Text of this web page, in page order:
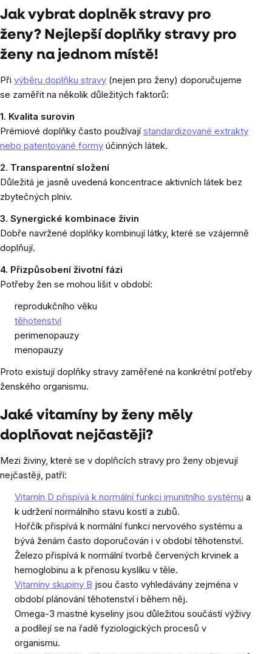
Jak vybrat doplněk stravy pro
ženy? Nejlepší doplňky stravy pro
ženy na jednom místě!
Při výběru doplňku stravy (nejen pro ženy) doporučujeme
se zaměřit na několik důležitých faktorů:
1. Kvalita surovin
Prémiové doplňky často používají standardizované extrakty
nebo patentované formy účinných látek.
2. Transparentní složení
Důležitá je jasně uvedená koncentrace aktivních látek bez
zbytečných plniv.
3. Synergické kombinace živin
Dobře navržené doplňky kombinují látky, které se vzájemně
doplňují.
4. Přizpůsobení životní fázi
Potřeby žen se mohou lišit v období:
reprodukčního věku
těhotenství
perimenopauzy
menopauzy
Proto existují doplňky stravy zaměřené na konkrétní potřeby
ženského organismu.
Jaké vitamíny by ženy měly
doplňovat nejčastěji?
Mezi živiny, které se v doplňcích stravy pro ženy objevují
nejčastěji, patří:
Vitamín D přispívá k normální funkci imunitního systému a
k udržení normálního stavu kostí a zubů.
Hořčík přispívá k normální funkci nervového systému a
bývá ženám často doporučován i v období těhotenství.
Železo přispívá k normální tvorbě červených krvinek a
hemoglobinu a k přenosu kyslíku v těle.
Vitamíny skupiny B jsou často vyhledávány zejména v
období plánování těhotenství i během něj.
Omega-3 mastné kyseliny jsou důležitou součástí výživy
a podílejí se na řadě fyziologických procesů v
organismu.